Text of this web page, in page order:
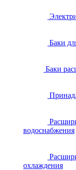
Баки
Баки
водоснабжения
охлаждения